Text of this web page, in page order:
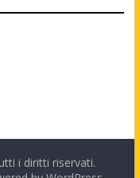
i diritti riservati.